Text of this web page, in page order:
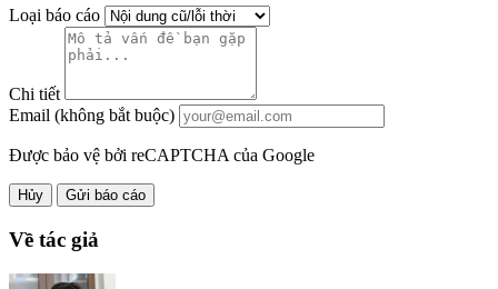
Loại báo cáo
Chi tiết
Email (không bắt buộc)
Được bảo vệ bởi reCAPTCHA của Google
Hủy Gửi báo cáo
Về tác giả